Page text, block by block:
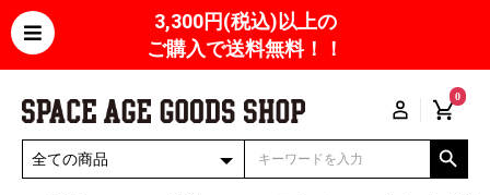
3,300円(税込)以上の
ご購入で送料無料！！
0